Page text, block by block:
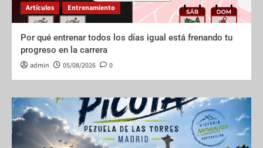
Artículos Entrenamiento
Por qué entrenar todos los días igual está frenando tu
progreso en la carrera
admin 05/08/2026 0